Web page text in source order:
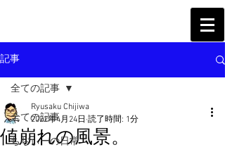
記事
全ての記事
ちぢぃーの日常
全ての記事
値崩れの風景。
Ryusaku Chijiwa
2022年4月24日 読了時間: 1分